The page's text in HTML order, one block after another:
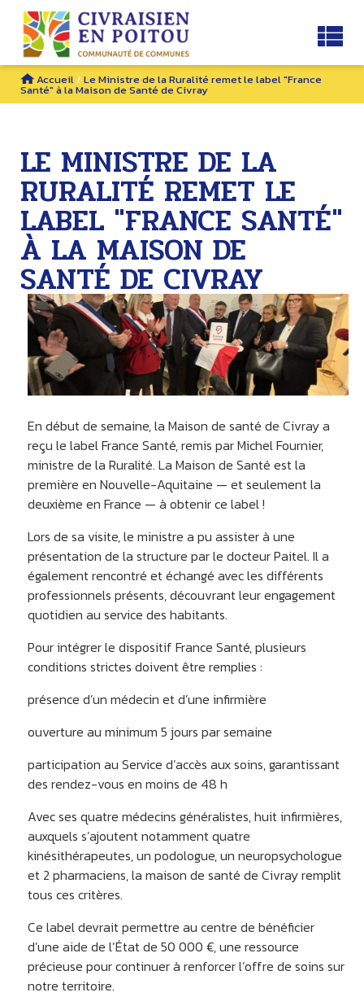
Accueil/ Le Ministre de la Ruralité remet le label "France
Santé" à la Maison de Santé de Civray
LE MINISTRE DE LA
RURALITÉ REMET LE
LABEL "FRANCE SANTÉ"
À LA MAISON DE
SANTÉ DE CIVRAY
En début de semaine, la Maison de santé de Civray a
reçu le label France Santé, remis par Michel Fournier,
ministre de la Ruralité. La Maison de Santé est la
première en Nouvelle-Aquitaine — et seulement la
deuxième en France — à obtenir ce label !
Lors de sa visite, le ministre a pu assister à une
présentation de la structure par le docteur Paitel. Il a
également rencontré et échangé avec les différents
professionnels présents, découvrant leur engagement
quotidien au service des habitants.
Pour intégrer le dispositif France Santé, plusieurs
conditions strictes doivent être remplies :
présence d’un médecin et d’une infirmière
ouverture au minimum 5 jours par semaine
participation au Service d’accès aux soins, garantissant
des rendez-vous en moins de 48 h
Avec ses quatre médecins généralistes, huit infirmières,
auxquels s’ajoutent notamment quatre
kinésithérapeutes, un podologue, un neuropsychologue
et 2 pharmaciens, la maison de santé de Civray remplit
tous ces critères.
Ce label devrait permettre au centre de bénéficier
d’une aide de l’État de 50 000 €, une ressource
précieuse pour continuer à renforcer l’offre de soins sur
notre territoire.